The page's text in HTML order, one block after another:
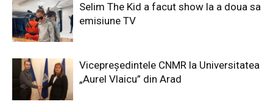
Selim The Kid a facut show la a doua sa
emisiune TV
Vicepreședintele CNMR la Universitatea
„Aurel Vlaicu” din Arad